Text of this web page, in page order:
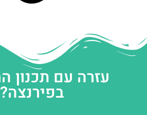
עזרה עם תכנון
בפירנצה?